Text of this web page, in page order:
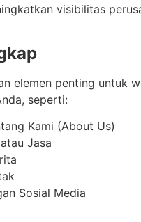
visibilitas
elemen penting untuk
seperti:
Kami (About Us)
Jasa
Sosial Media